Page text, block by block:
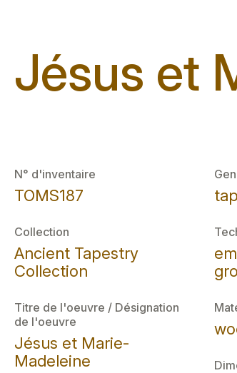
Jésus et
N° d'inventaire
TOMS187
Collection
Ancient Tapestry
Collection
Titre de l'oeuvre / Désignation
de l'oeuvre
Jésus et Marie-
Madeleine